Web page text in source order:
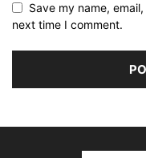
Save my name,
next time I comment.